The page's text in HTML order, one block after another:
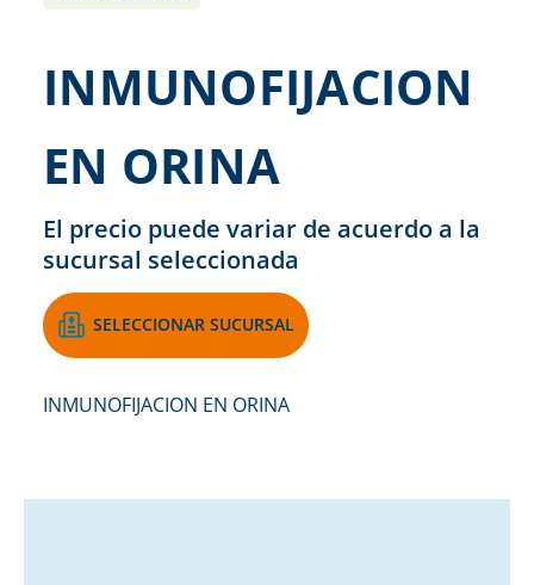
INMUNOFIJACION
EN ORINA
El precio puede variar de acuerdo a la
sucursal seleccionada
SELECCIONAR SUCURSAL
INMUNOFIJACION EN ORINA